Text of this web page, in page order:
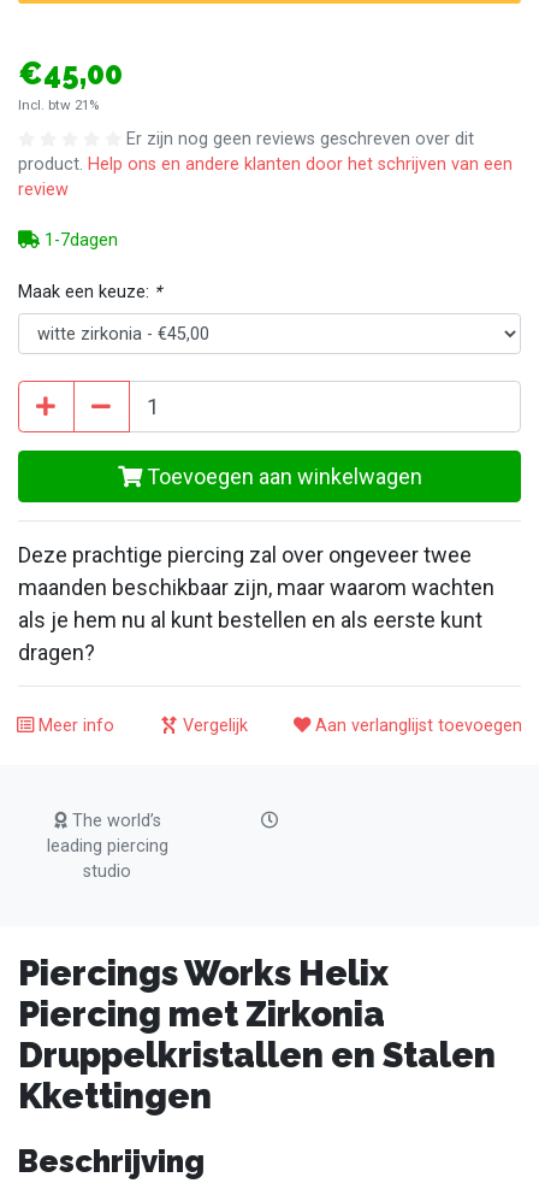
€45,00
Incl. btw 21%
Er zijn nog geen reviews geschreven over dit
product. Help ons en andere klanten door het schrijven van een
review
1-7dagen
Maak een keuze: *
Toevoegen aan winkelwagen
Deze prachtige piercing zal over ongeveer twee
maanden beschikbaar zijn, maar waarom wachten
als je hem nu al kunt bestellen en als eerste kunt
dragen?
Meer info Vergelijk Aan verlanglijst toevoegen
The world’s
leading piercing
studio
Piercings Works Helix
Piercing met Zirkonia
Druppelkristallen en Stalen
Kkettingen
Beschrijving